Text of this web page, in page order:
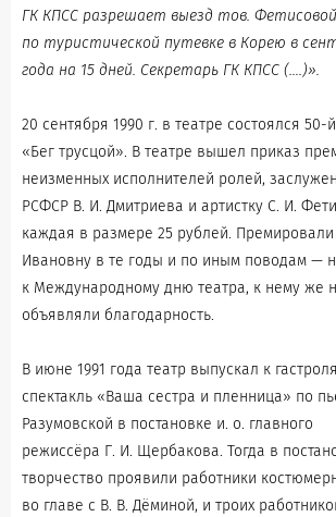
ГК КПСС разрешает выезд тов.
по туристической путевке в Корею в
года на 15 дней. Секретарь ГК КПСС (….)».
20 сентября 1990 г. в театре состоялся 50-
«Бег трусцой». В театре вышел приказ
неизменных исполнителей ролей,
РСФСР В. И. Дмитриева и артистку С. И.
каждая в размере 25 рублей. Премировали
Ивановну в те годы и по иным поводам —
к Международному дню театра, к нему же
объявляли благодарность.
В июне 1991 года театр выпускал к
спектакль «Ваша сестра и пленница» по
Разумовской в постановке и. о. главного
режиссёра Г. И. Щербакова. Тогда в
творчество проявили работники
во главе с В. В. Дёминой, и троих